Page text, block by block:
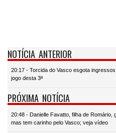
NOTÍCIA ANTERIOR
20:17 - Torcida do Vasco esgota
jogo desta 3ª
PRÓXIMA NOTÍCIA
20:48 - Danielle Favatto, filha de Romário,
mas tem carinho pelo Vasco; veja vídeo